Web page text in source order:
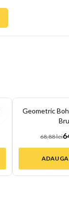
%
Geometric
68,88 lei